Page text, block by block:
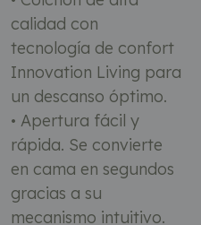
calidad con
tecnología de confort
Innovation Living para
un descanso óptimo.
• Apertura fácil y
rápida. Se convierte
en cama en segundos
gracias a su
mecanismo intuitivo.